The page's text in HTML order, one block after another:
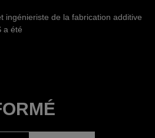
ingénieriste de la fabrication additive
a été